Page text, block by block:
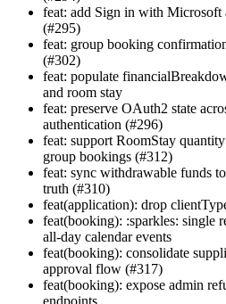
feat: add Sign in with Microsoft
(#295)
feat: group booking
(#302)
feat: populate
and room stay
feat: preserve OAuth2 state
authentication (#296)
feat: support RoomStay
group bookings (#312)
feat: sync withdrawable funds
truth (#310)
feat(application): drop
feat(booking): :sparkles: single
all-day calendar events
feat(booking): consolidate
approval flow (#317)
feat(booking): expose admin